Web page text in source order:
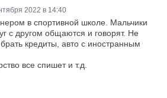
2022 в 14:40
в спортивной школе. Мальчики
с другом общаются и говорят. Не
кредиты, авто с иностранным
все спишет и т.д.